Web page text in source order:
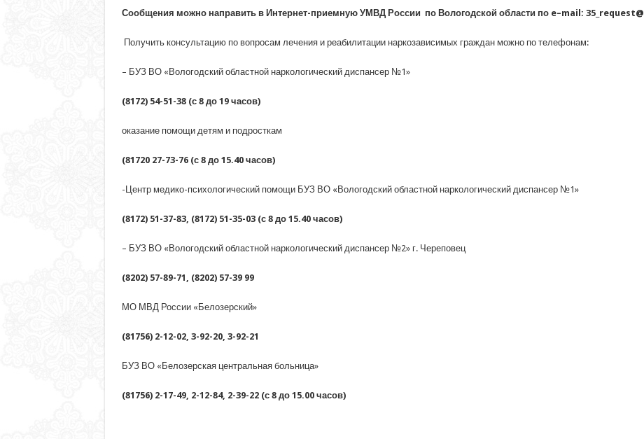
Сообщения можно направить в Интернет-приемную УМВД России по Вологодской области по e–mail: 35_ request@
Получить консультацию по вопросам лечения и реабилитации наркозависимых граждан можно по телефонам:
– БУЗ ВО «Вологодский областной наркологический диспансер №1»
(8172) 54-51-38 (с 8 до 19 часов)
оказание помощи детям и подросткам
(81720 27-73-76 (с 8 до 15.40 часов)
-Центр медико-психологический помощи БУЗ ВО «Вологодский областной наркологический диспансер №1»
(8172) 51-37-83, (8172) 51-35-03 (с 8 до 15.40 часов)
– БУЗ ВО «Вологодский областной наркологический диспансер №2» г. Череповец
(8202) 57-89-71, (8202) 57-39 99
МО МВД России «Белозерский»
(81756) 2-12-02, 3-92-20, 3-92-21
БУЗ ВО «Белозерская центральная больница»
(81756) 2-17-49, 2-12-84, 2-39-22 (с 8 до 15.00 часов)